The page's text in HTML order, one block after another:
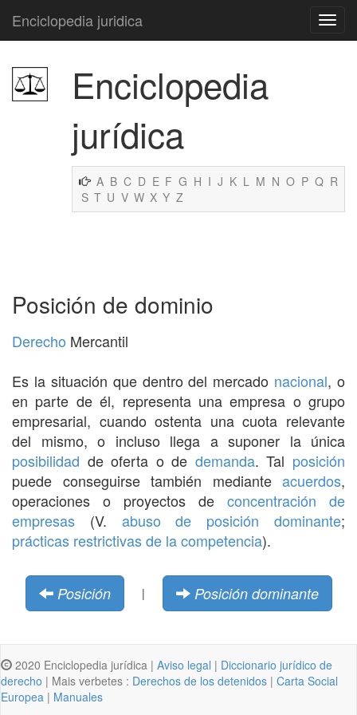
Enciclopedia juridica
Enciclopedia
jurídica
A B C D E F G H I J K L M N O P Q R
S T U V W X Y Z
Posición de dominio
Derecho Mercantil
Es la situación que dentro del mercado nacional, o
en parte de él, representa una empresa o grupo
empresarial, cuando ostenta una cuota relevante
del mismo, o incluso llega a suponer la única
posibilidad de oferta o de demanda. Tal posición
puede conseguirse también mediante acuerdos,
operaciones o proyectos de concentración de
empresas (V. abuso de posición dominante;
prácticas restrictivas de la competencia).
Posición | Posición dominante
2020 Enciclopedia jurídica | Aviso legal | Diccionario jurídico de
derecho | Mais verbetes : Derechos de los detenidos | Carta Social
Europea | Manuales